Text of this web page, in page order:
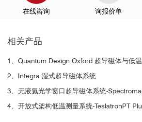
在线咨询 询报价单
相关产品
1、Quantum Design Oxford 超导磁体与低
2、Integra 湿式超导磁体系统
3、无液氦光学窗口超导磁体系统-
4、开放式架构低温测量系统-TeslatronPT